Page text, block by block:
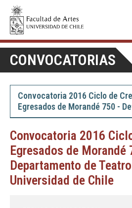
PORTADA
ADMISIÓN
ETAPA BÁSICA
CARRERAS
POSTGRADO
EXTENSIÓN
CREACIÓN E
BIBLIOTECA
CONVOCATORIAS
Convocatoria 2016 Ciclo de
Egresados de Morandé 750 -
Convocatoria 2016
Egresados de Morandé
Departamento de
Universidad de Chile